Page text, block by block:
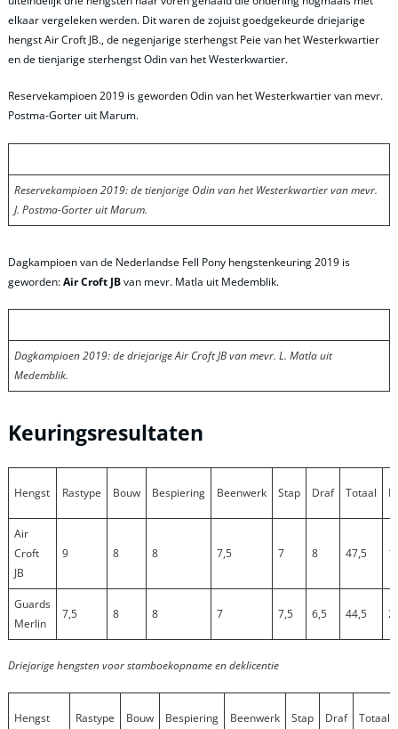
elkaar vergeleken werden. Dit waren de zojuist goedgekeurde driejarige
hengst Air Croft JB., de negenjarige sterhengst Peie van het Westerkwartier
en de tienjarige sterhengst Odin van het Westerkwartier.
Reservekampioen 2019 is geworden Odin van het Westerkwartier van mevr.
Postma-Gorter uit Marum.
Reservekampioen 2019: de tienjarige Odin van het Westerkwartier van mevr.
J. Postma-Gorter uit Marum.
Dagkampioen van de Nederlandse Fell Pony hengstenkeuring 2019 is
geworden:Air Croft JBvan mevr. Matla uit Medemblik.
Dagkampioen 2019: de driejarige Air Croft JB van mevr. L. Matla uit
Medemblik.
Keuringsresultaten
Hengst Rastype Bouw Bespiering Beenwerk Stap Draf Totaal
Air
Croft
JB
9 8 8 7,5 7 8 47,5 1
Guards
Merlin
7,5 8 8 7 7,5 6,5 44,5 2
Driejarige hengsten voor stamboekopname en deklicentie
Hengst Rastype Bouw Bespiering Beenwerk Stap Draf Totaal